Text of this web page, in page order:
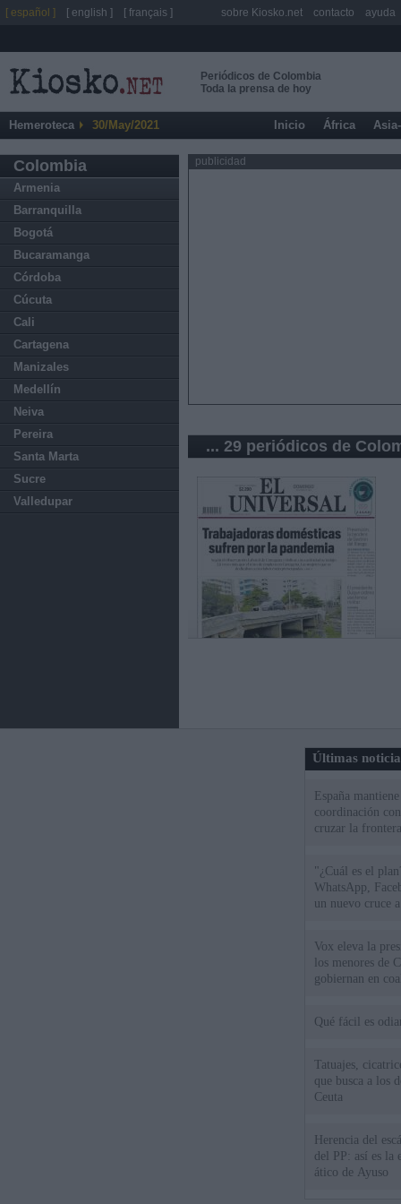
Periódicos de Colombia
Toda la prensa de hoy
Hemeroteca 30/May/2021 Inicio África
Colombia
Armenia
Barranquilla
Bogotá
Bucaramanga
Córdoba
Cúcuta
Cali
Cartagena
Manizales
Medellín
Neiva
Pereira
Santa Marta
Sucre
Valledupar
publicidad
... 29 periódicos de
Últimas
España
coordinación
cruzar la
"¿Cuál es el
WhatsApp,
un nuevo cruce
Vox eleva la
los menores de
gobiernan en
Qué fácil es
Tatuajes,
que busca a los
Ceuta
Herencia del
del PP: así es la
ático de Ayuso
[ español ] [ english ] [ français ] sobre Kiosko.net contacto ayuda